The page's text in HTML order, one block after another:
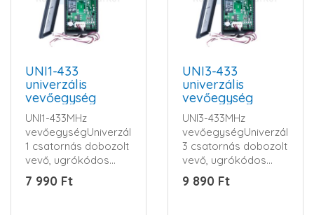
UNI1-433
univerzális
vevőegység
UNI1-433MHz
vevőegységUniverzális
1 csatornás dobozolt
vevő, ugrókódos
távirányítókhoz.Frekvencia:
..
7 990 Ft
UNI3-433
univerzális
vevőegység
UNI3-433MHz
vevőegységUniverzális
3 csatornás dobozolt
vevő, ugrókódos
távirányítókhoz.Frekvencia:
..
9 890 Ft